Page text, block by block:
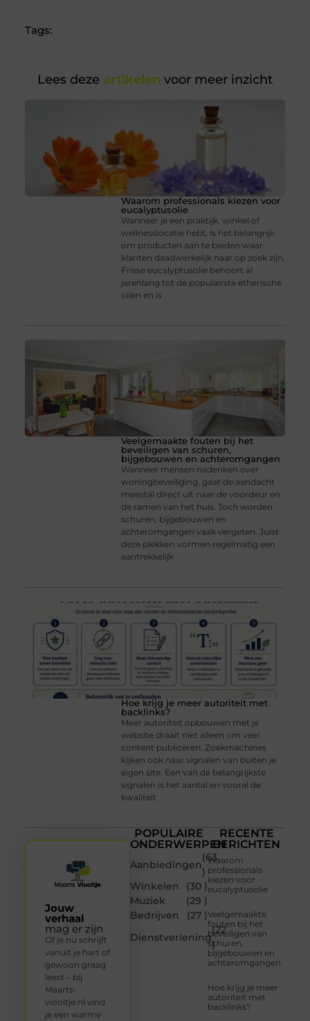
Tags:
Lees deze artikelen voor meer inzicht
Waarom professionals kiezen voor
eucalyptusolie
Wanneer je een praktijk, winkel of
wellnesslocatie hebt, is het belangrijk
om producten aan te bieden waar
klanten daadwerkelijk naar op zoek zijn.
Frisse eucalyptusolie behoort al
jarenlang tot de populairste etherische
oliën en is
Veelgemaakte fouten bij het
beveiligen van schuren,
bijgebouwen en achteromgangen
Wanneer mensen nadenken over
woningbeveiliging, gaat de aandacht
meestal direct uit naar de voordeur en
de ramen van het huis. Toch worden
schuren, bijgebouwen en
achteromgangen vaak vergeten. Juist
deze plekken vormen regelmatig een
aantrekkelijk
Hoe krijg je meer autoriteit met
backlinks?
Meer autoriteit opbouwen met je
website draait niet alleen om veel
content publiceren. Zoekmachines
kijken ook naar signalen van buiten je
eigen site. Een van de belangrijkste
signalen is het aantal en vooral de
kwaliteit
POPULAIRE
ONDERWERPEN
Aanbiedingen
(63
)
Winkelen
(30 )
Muziek
(29 )
Bedrijven
(27 )
Dienstverlening
(22
)
RECENTE
BERICHTEN
Waarom
professionals
kiezen voor
eucalyptusolie
Veelgemaakte
fouten bij het
beveiligen van
schuren,
bijgebouwen en
achteromgangen
Hoe krijg je meer
autoriteit met
backlinks?
Jouw
verhaal
mag er zijn
Of je nu schrijft
vanuit je hart of
gewoon graag
leest – bij
Maarts-
viooltje.nl vind
je een warme